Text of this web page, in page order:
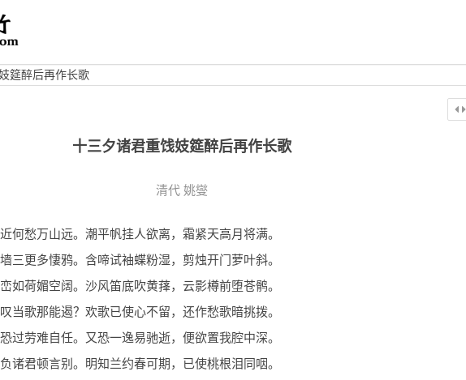
筵醉后再作长歌
十三夕诸君重饯妓筵醉后再作长歌
清代 姚燮
何愁万山远。潮平帆挂人欲离，霜紧天高月将满。
三更多悽鸦。含啼试袖蝶粉湿，剪烛开门萝叶斜。
如荷媚空阔。沙风笛底吹黄萚，云影樽前堕苍鹘。
当歌那能遏？欢歌已使心不留，还作愁歌暗挑拨。
过劳难自任。又恐一逸易驰逝，便欲置我腔中深。
诸君顿言别。明知兰约春可期，已使桃根泪同咽。